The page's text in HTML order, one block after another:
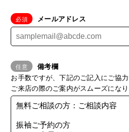
メールアドレス
備考欄
お手数ですが、下記のご記入にご協
ご来店の際のご案内がスムーズにな